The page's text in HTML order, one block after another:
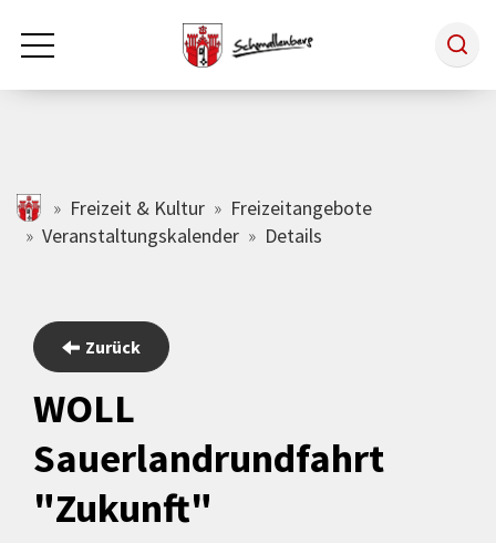
Zum Hauptinhalt springen
Rathaus & Politik
Tourismus
Freizeit & Kultur
Wirtschaft
schmallenberg.de
Freizeit & Kultur
Freizeitangebote
Veranstaltungskalender
Details
Zurück
WOLL
Sauerlandrundfahrt
"Zukunft"